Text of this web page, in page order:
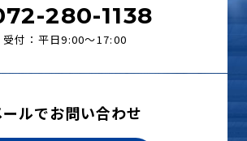
280-1138
受付：平日9:00〜17:00
ールでお問い合わせ